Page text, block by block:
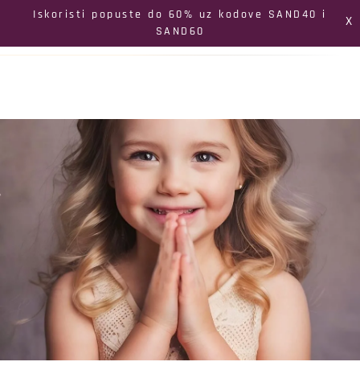
Iskoristi popuste do 60% uz kodove SAND40 i
SAND60
X
Izbornik
Profil Pretraga